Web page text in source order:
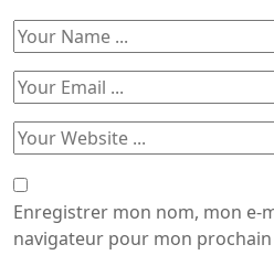
Enregistrer mon nom, mon e-
navigateur pour mon